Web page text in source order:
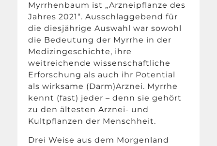
Myrrhenbaum ist „Arzneipflanze des
Jahres 2021“. Ausschlaggebend für
die diesjährige Auswahl war sowohl
die Bedeutung der Myrrhe in der
Medizingeschichte, ihre
weitreichende wissenschaftliche
Erforschung als auch ihr Potential
als wirksame (Darm)Arznei. Myrrhe
kennt (fast) jeder – denn sie gehört
zu den ältesten Arznei- und
Kultpflanzen der Menschheit.
Drei Weise aus dem Morgenland